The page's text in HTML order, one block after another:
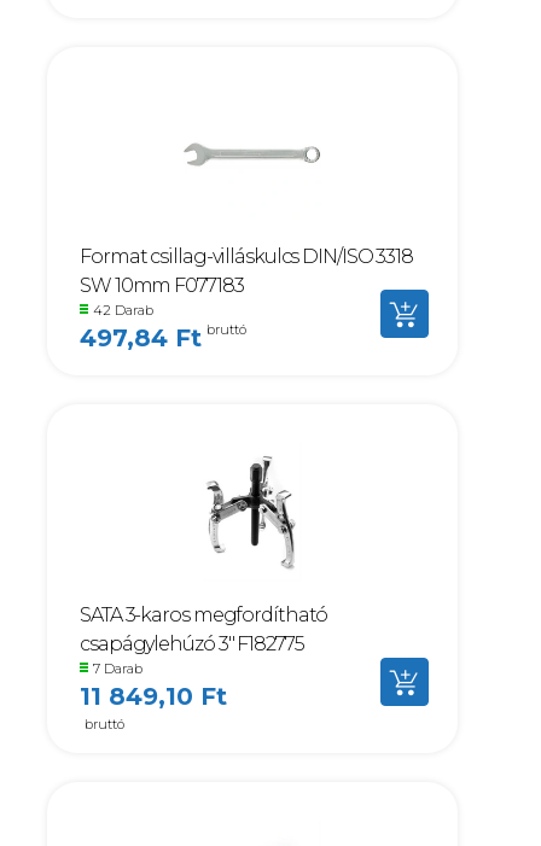
Format csillag-villáskulcs DIN/ISO 3318
SW 10mm F077183
42 Darab
497,84 Ft bruttó
SATA 3-karos megfordítható
csapágylehúzó 3" F182775
7 Darab
11 849,10 Ft
bruttó